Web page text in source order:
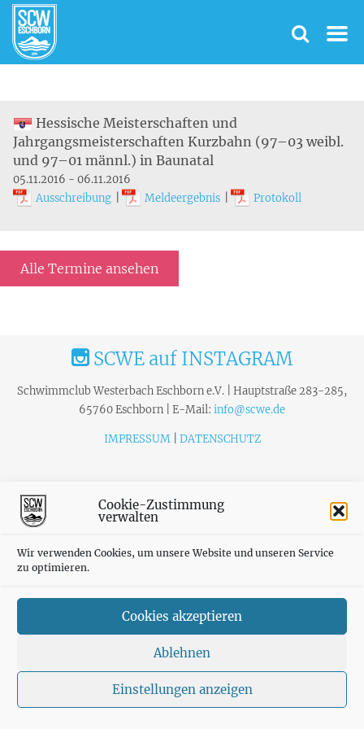
Cookie-Zustimmung
verwalten
Wir verwenden Cookies, um unsere Website und unseren Service
zu optimieren.
Cookies akzeptieren
Ablehnen
Einstellungen anzeigen
Hessische Meisterschaften und
Jahrgangsmeisterschaften Kurzbahn (97–03 weibl.
und 97–01 männl.) in Baunatal
05.11.2016 - 06.11.2016
Ausschreibung
Meldeergebnis Protokoll
Alle Termine ansehen
SCWE auf INSTAGRAM
Schwimmclub Westerbach Eschborn e.V. | Hauptstraße 283-285,
65760 Eschborn | E-Mail: info@scwe.de
IMPRESSUM| DATENSCHUTZ